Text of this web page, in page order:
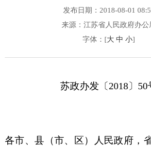
发布日期：2018-08-01
来源：江苏省人民政府办公
字体：[大 中 小]
苏政办发〔2018〕50
各市、县（市、区）人民政府，